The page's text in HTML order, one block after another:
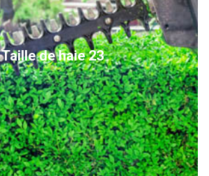
Taille de haie 23